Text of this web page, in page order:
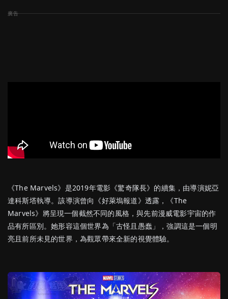
《The Marvels》是2019年電影《驚奇隊長》的續集，由導演妮亞
達科斯塔執導。該導演曾向《好萊塢報道》透露，《The
Marvels》將呈現一個截然不同的風格，與先前漫威電影宇宙的作
品有所區別。她形容這個世界為「古怪且愚蠢」，強調這是一個明
亮且前所未見的世界，為觀眾帶來全新的視覺體驗。